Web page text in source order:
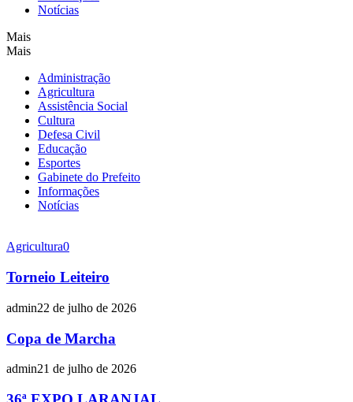
Notícias
Mais
Mais
Administração
Agricultura
Assistência Social
Cultura
Defesa Civil
Educação
Esportes
Gabinete do Prefeito
Informações
Notícias
Agricultura0
Torneio Leiteiro
admin22 de julho de 2026
Copa de Marcha
admin21 de julho de 2026